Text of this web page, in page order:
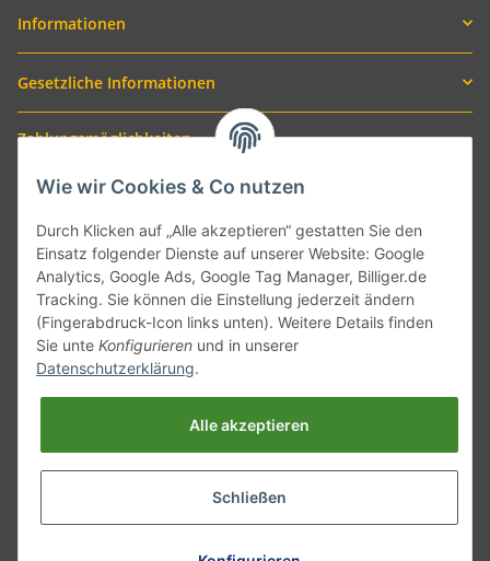
Informationen
Gesetzliche Informationen
Zahlungsmöglichkeiten
Versand mit
* Alle Preise inkl. gesetzlicher USt., zzgl.Versand
Wie wir Cookies & Co nutzen
Durch Klicken auf „Alle akzeptieren“ gestatten Sie den
Einsatz folgender Dienste auf unserer Website: Google
Analytics, Google Ads, Google Tag Manager, Billiger.de
Tracking. Sie können die Einstellung jederzeit ändern
(Fingerabdruck-Icon links unten). Weitere Details finden
Sie unte Konfigurieren und in unserer
Datenschutzerklärung.
Alle akzeptieren
Schließen